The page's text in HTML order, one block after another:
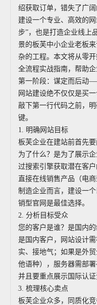
绍获取订单，错失了广阔
建设一个专业、高效的
步”，也是打造企业线上
景的板芙中小企业老板
杂的工程。本文将从零
全流程实战指南，帮助
第一阶段：谋定而后动
网站建设绝不仅仅是买
敲下第一行代码之前，
键。
1. 明确网站目标
板芙企业在建站前首先
为了什么？是为了展示
过搜索引擎获取潜在客
直接在线销售产品（电
制造企业而言，建设一
销型官网是最佳选择。
2. 分析目标受众
您的客户是谁？是国内
是国内客户，网站设计
实、接地气；如果是外
他语种），服务器需部
并且要重点展示国际认证
3. 梳理核心卖点
板芙企业众多，同质化